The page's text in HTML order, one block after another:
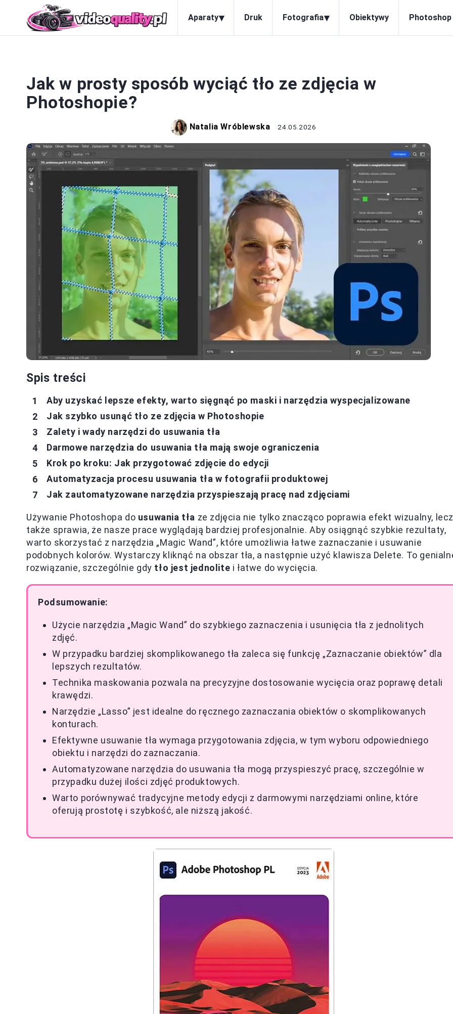
Aparaty▾ Druk Fotografia▾ Obiektywy Photoshop
Jak w prosty sposób wyciąć tło ze zdjęcia w
Photoshopie?
Natalia Wróblewska 24.05.2026
Spis treści
Aby uzyskać lepsze efekty, warto sięgnąć po maski i narzędzia wyspecjalizowane
Jak szybko usunąć tło ze zdjęcia w Photoshopie
Zalety i wady narzędzi do usuwania tła
Darmowe narzędzia do usuwania tła mają swoje ograniczenia
Krok po kroku: Jak przygotować zdjęcie do edycji
Automatyzacja procesu usuwania tła w fotografii produktowej
Jak zautomatyzowane narzędzia przyspieszają pracę nad zdjęciami
Używanie Photoshopa do usuwania tła ze zdjęcia nie tylko znacząco poprawia efekt wizualny,
także sprawia, że nasze prace wyglądają bardziej profesjonalnie. Aby osiągnąć szybkie rezultaty,
warto skorzystać z narzędzia „Magic Wand”, które umożliwia łatwe zaznaczanie i usuwanie
podobnych kolorów. Wystarczy kliknąć na obszar tła, a następnie użyć klawisza Delete. To
rozwiązanie, szczególnie gdy tło jest jednolite i łatwe do wycięcia.
Podsumowanie:
Użycie narzędzia „Magic Wand” do szybkiego zaznaczenia i usunięcia tła z jednolitych
zdjęć.
W przypadku bardziej skomplikowanego tła zaleca się funkcję „Zaznaczanie obiektów” dla
lepszych rezultatów.
Technika maskowania pozwala na precyzyjne dostosowanie wycięcia oraz poprawę detali
krawędzi.
Narzędzie „Lasso” jest idealne do ręcznego zaznaczania obiektów o skomplikowanych
konturach.
Efektywne usuwanie tła wymaga przygotowania zdjęcia, w tym wyboru odpowiedniego
obiektu i narzędzi do zaznaczania.
Automatyzowane narzędzia do usuwania tła mogą przyspieszyć pracę, szczególnie w
przypadku dużej ilości zdjęć produktowych.
Warto porównywać tradycyjne metody edycji z darmowymi narzędziami online, które
oferują prostotę i szybkość, ale niższą jakość.